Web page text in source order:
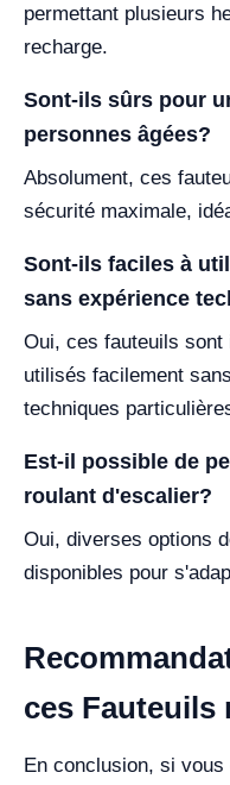
permettant plusieurs
recharge.
Sont-ils sûrs pour
personnes âgées?
Absolument, ces
sécurité maximale,
Sont-ils faciles à
sans expérience
Oui, ces fauteuils
utilisés facilement
techniques
Est-il possible de
roulant d'escalier?
Oui, diverses options
disponibles pour
ces Fauteuils
En conclusion, si